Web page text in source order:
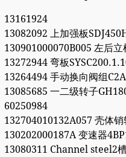
13161924
13082092 上加强板
130901000070B005 左后
13272944 弯板
13264494 手动换向阀组
13085685 一二级转子
60250984
132704010132A057 壳体
130202000187A 变速器
13080311 Channel steel2